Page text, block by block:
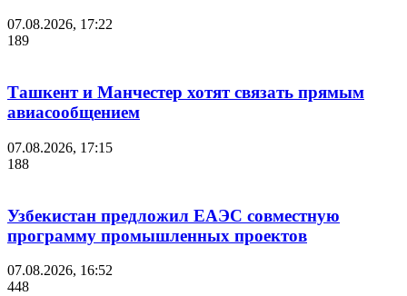
07.08.2026, 17:22
189
Ташкент и Манчестер хотят связать прямым
авиасообщением
07.08.2026, 17:15
188
Узбекистан предложил ЕАЭС совместную
программу промышленных проектов
07.08.2026, 16:52
448